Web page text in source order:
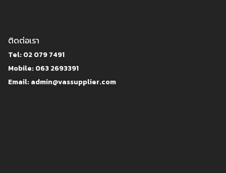
ติดต่อเรา
Tel: 02 079 7491
Mobile: 063 2693391
Email: admin@vassupplier.com